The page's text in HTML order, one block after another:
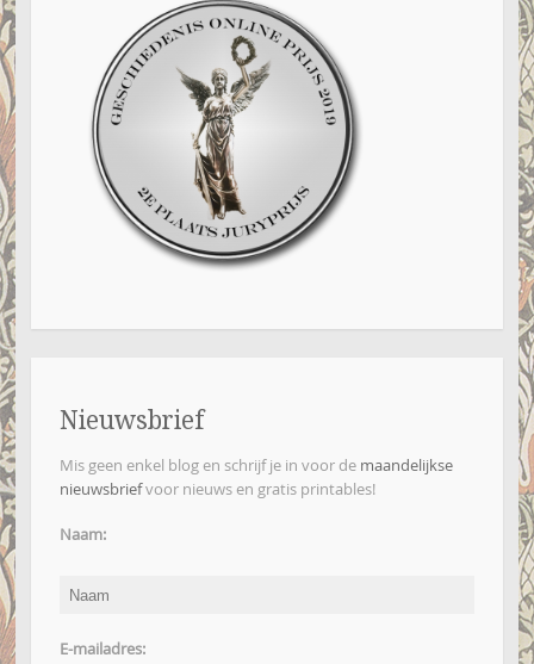
Nieuwsbrief
Mis geen enkel blog en schrijf je in voor de maandelijkse
nieuwsbriefvoor nieuws en gratis printables!
Naam:
E-mailadres: